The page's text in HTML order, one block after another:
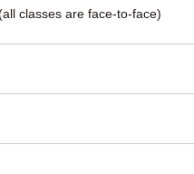
classes are face-to-face)